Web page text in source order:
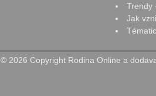
Trendy
Jak
© 2026 Copyright Rodina Online a